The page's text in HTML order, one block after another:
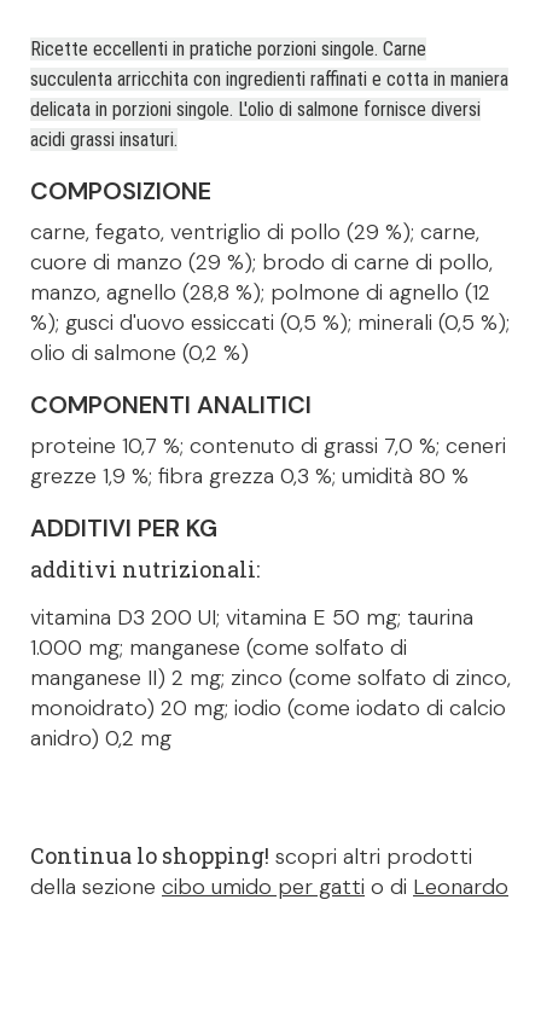
Ricette eccellenti in pratiche porzioni singole. Carne
succulenta arricchita con ingredienti raffinati e cotta in maniera
delicata in porzioni singole. L'olio di salmone fornisce diversi
acidi grassi insaturi.
COMPOSIZIONE
carne, fegato, ventriglio di pollo (29 %); carne,
cuore di manzo (29 %); brodo di carne di pollo,
manzo, agnello (28,8 %); polmone di agnello (12
%); gusci d'uovo essiccati (0,5 %); minerali (0,5 %);
olio di salmone (0,2 %)
COMPONENTI ANALITICI
proteine 10,7 %; contenuto di grassi 7,0 %; ceneri
grezze 1,9 %; fibra grezza 0,3 %; umidità 80 %
ADDITIVI PER KG
additivi nutrizionali:
vitamina D3 200 UI; vitamina E 50 mg; taurina
1.000 mg; manganese (come solfato di
manganese II) 2 mg; zinco (come solfato di zinco,
monoidrato) 20 mg; iodio (come iodato di calcio
anidro) 0,2 mg
Continua lo shopping! scopri altri prodotti
della sezione cibo umido per gatti o di Leonardo